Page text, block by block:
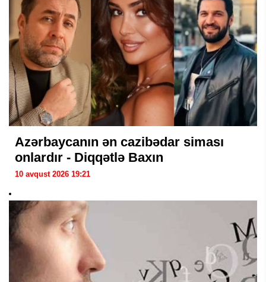
Azərbaycanın ən cazibədar siması
onlardır - Diqqətlə Baxın
10 avqust 2026 19:21